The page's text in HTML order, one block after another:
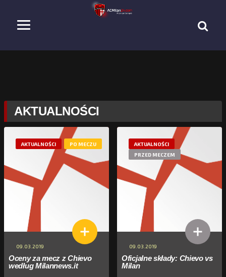
AKTUALNOŚCI
AKTUALNOŚCI PO MECZU
09.03.2019
Oceny za mecz z Chievo
według Milannews.it
AKTUALNOŚCI
PRZED MECZEM
09.03.2019
Oficjalne składy: Chievo vs
Milan